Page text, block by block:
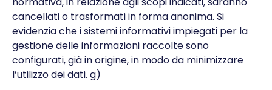
cancellati o trasformati in forma anonima. Si
evidenzia che i sistemi informativi impiegati per la
gestione delle informazioni raccolte sono
configurati, già in origine, in modo da minimizzare
l’utilizzo dei dati. g)